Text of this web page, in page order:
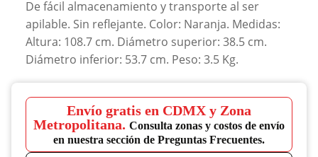
De fácil almacenamiento y transporte al ser
apilable. Sin reflejante. Color: Naranja. Medidas:
Altura: 108.7 cm. Diámetro superior: 38.5 cm.
Diámetro inferior: 53.7 cm. Peso: 3.5 Kg.
Envío gratis en CDMX y Zona
Metropolitana. Consulta zonas y costos de envío
en nuestra sección de Preguntas Frecuentes.